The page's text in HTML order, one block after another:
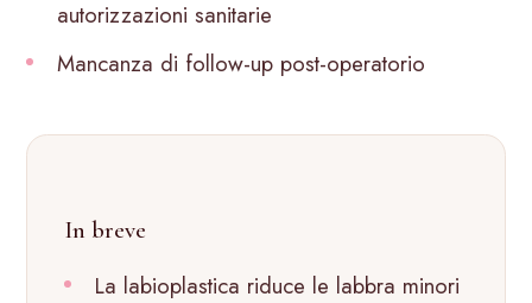
autorizzazioni sanitarie
Mancanza di follow-up post-operatorio
In breve
La labioplastica riduce le labbra minori